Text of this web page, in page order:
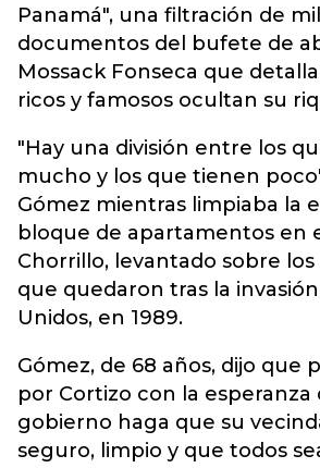
Panamá", una filtración de
documentos del bufete de
Mossack Fonseca que
ricos y famosos ocultan su
"Hay una división entre los
mucho y los que tienen
Gómez mientras limpiaba la
bloque de apartamentos en
Chorrillo, levantado sobre
que quedaron tras la
Unidos, en 1989.
Gómez, de 68 años, dijo que
por Cortizo con la esperanza
gobierno haga que su
seguro, limpio y que todos